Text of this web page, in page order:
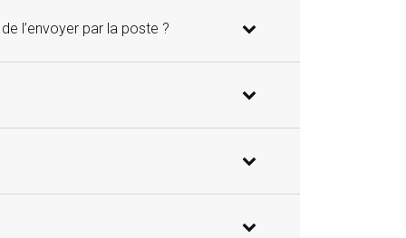
l’envoyer par la poste ?